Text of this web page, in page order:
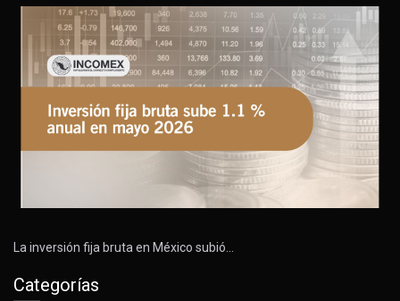
La inversión fija bruta en México subió…
Categorías